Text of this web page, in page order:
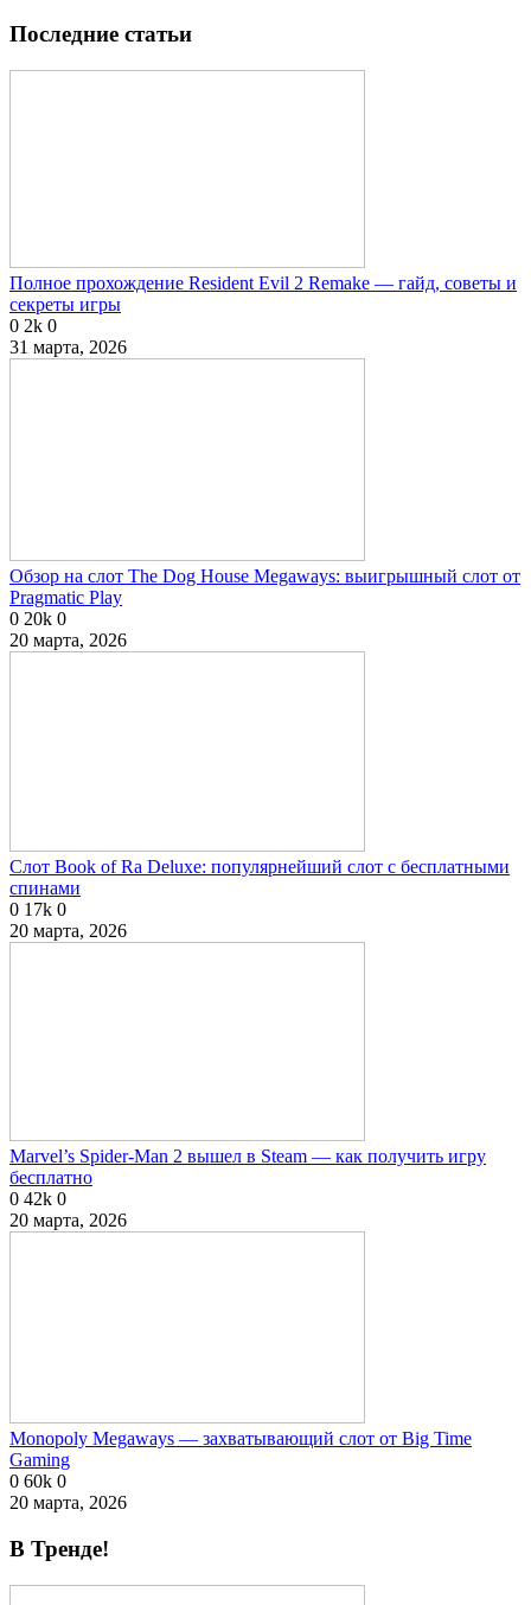
Последние статьи
Полное прохождение Resident Evil 2 Remake — гайд, советы и
секреты игры
0 2k 0
31 марта, 2026
Обзор на слот The Dog House Megaways: выигрышный слот от
Pragmatic Play
0 20k 0
20 марта, 2026
Слот Book of Ra Deluxe: популярнейший слот с бесплатными
спинами
0 17k 0
20 марта, 2026
Marvel’s Spider-Man 2 вышел в Steam — как получить игру
бесплатно
0 42k 0
20 марта, 2026
Monopoly Megaways — захватывающий слот от Big Time
Gaming
0 60k 0
20 марта, 2026
В Тренде!